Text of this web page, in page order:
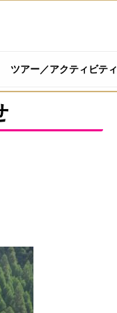
ツアー／アクティビティ